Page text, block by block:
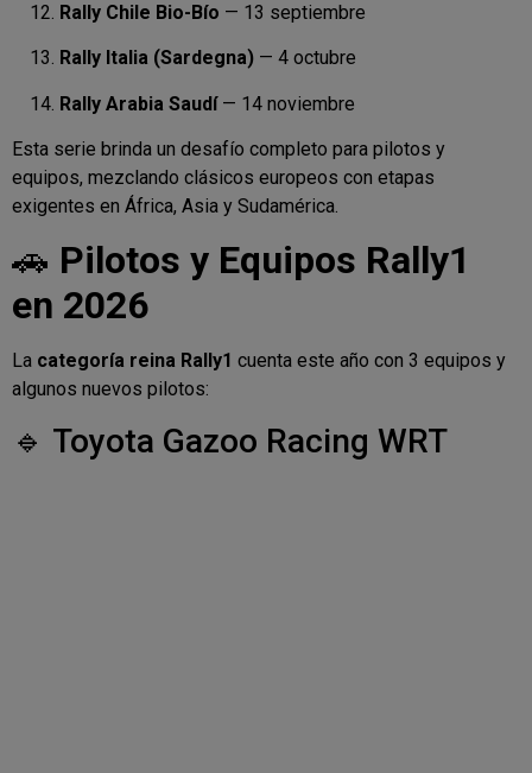
Rally Chile Bio-Bío — 13 septiembre
Rally Italia (Sardegna) — 4 octubre
Rally Arabia Saudí— 14 noviembre
Esta serie brinda un desafío completo para pilotos y
equipos, mezclando clásicos europeos con etapas
exigentes en África, Asia y Sudamérica.
🚗 Pilotos y Equipos Rally1
en 2026
La categoría reina Rally1 cuenta este año con 3 equipos y
algunos nuevos pilotos:
🔹 Toyota Gazoo Racing WRT